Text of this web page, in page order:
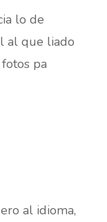
lo de
al que liado
pa
al idioma,